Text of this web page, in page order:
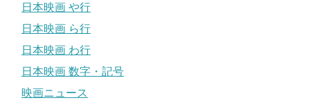
日本映画 や行
日本映画 ら行
日本映画 わ行
日本映画 数字・記号
映画ニュース